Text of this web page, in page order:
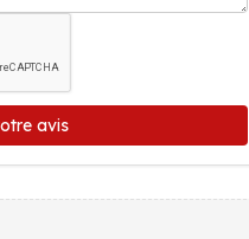
avis